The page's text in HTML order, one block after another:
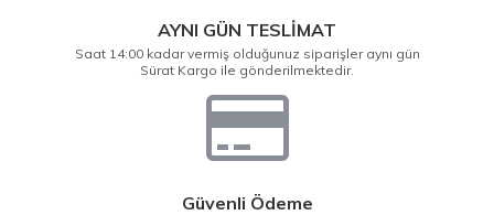
AYNI GÜN TESLİMAT
Saat 14:00 kadar vermiş olduğunuz siparişler aynı gün
Sürat Kargo ile gönderilmektedir.
Güvenli Ödeme